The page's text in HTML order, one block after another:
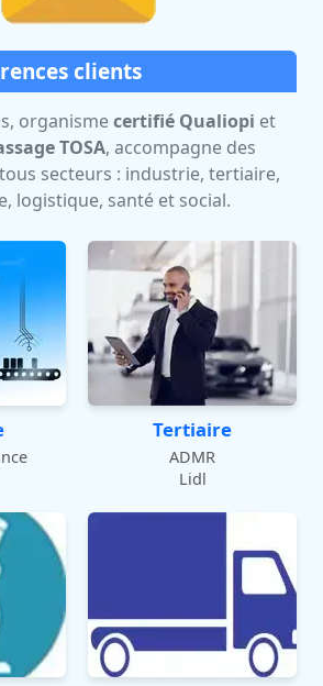
clients
organismecertifié Qualiopi et
TOSA, accompagne des
secteurs : industrie, tertiaire,
logistique, santé et social.
Tertiaire
ADMR
Lidl